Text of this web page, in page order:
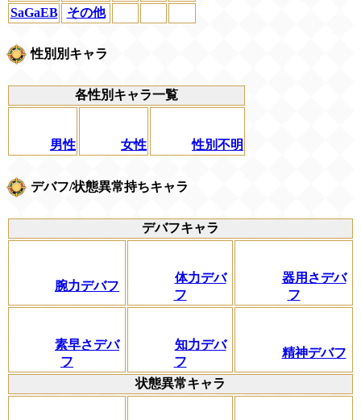
SaGaEB
その他
性別別キャラ
各性別キャラ一覧
男性 女性 性別不明
デバフ/状態異常持ちキャラ
デバフキャラ
腕力デバフ
体力デバ
フ
器用さデバ
フ
素早さデバ
フ
知力デバ
フ
精神デバフ
状態異常キャラ